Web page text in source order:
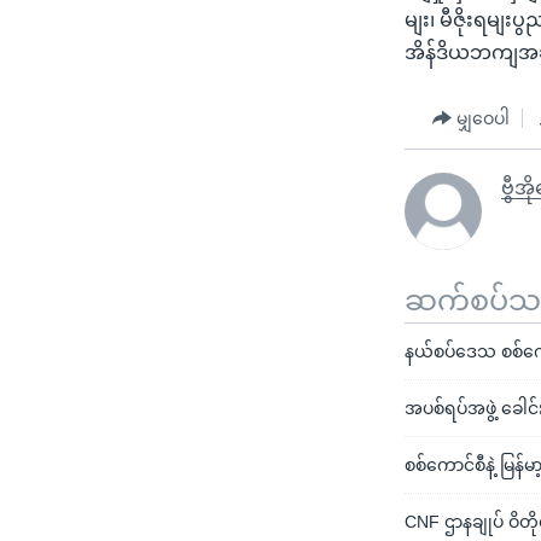
မျး၊ မီဇိုးရမ
အိန်ဒိယဘကျအခွ
မျှဝေပါ
ဗွီအို
ဆက်စပ်သတ
နယ်စပ်ဒေသ စစ်
အပစ်ရပ်အဖွဲ့ ခေါင်
စစ်ကောင်စီနဲ့ မြန်
CNF ဌာနချုပ်